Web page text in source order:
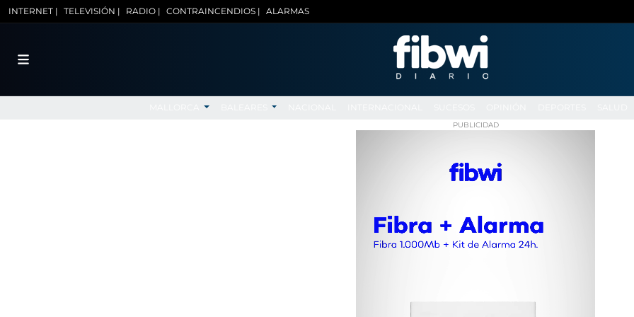
INTERNET | TELEVISIÓN | RADIO | CONTRAINCENDIOS | ALARMAS